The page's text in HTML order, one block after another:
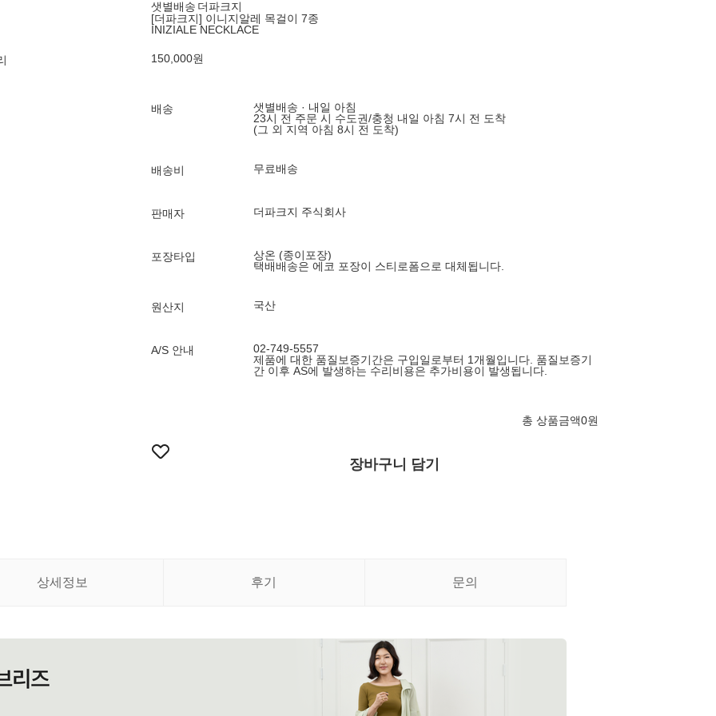
샛별배송 더파크지
[더파크지] 이니지알레 목걸이 7종
INIZIALE NECKLACE
150,000원
배송
샛별배송 · 내일 아침
23시 전 주문 시 수도권/충청 내일 아침 7시 전 도착
(그 외 지역 아침 8시 전 도착)
배송비 무료배송
판매자 더파크지 주식회사
포장타입
상온 (종이포장)
택배배송은 에코 포장이 스티로폼으로 대체됩니다.
원산지 국산
A/S 안내
02-749-5557
제품에 대한 품질보증기간은 구입일로부터 1개월입니다. 품질보증기
간 이후 AS에 발생하는 수리비용은 추가비용이 발생됩니다.
총 상품금액0원
장바구니 담기
상세정보 후기 문의